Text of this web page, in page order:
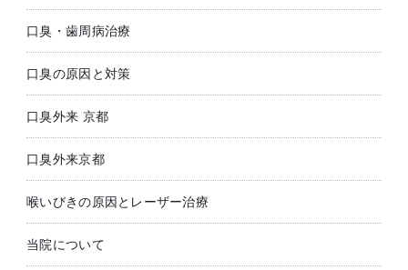
口臭・歯周病治療
口臭の原因と対策
口臭外来 京都
口臭外来京都
喉いびきの原因とレーザー治療
当院について